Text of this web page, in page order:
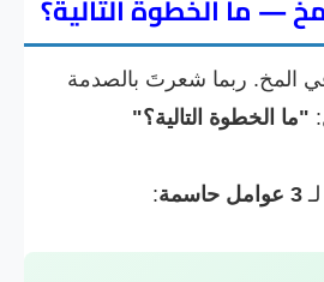
— ما الخطوة التالية؟
المخ. ربما شعرتَ بالصدمة
"ما الخطوة التالية؟"
3 عوامل حاسمة :